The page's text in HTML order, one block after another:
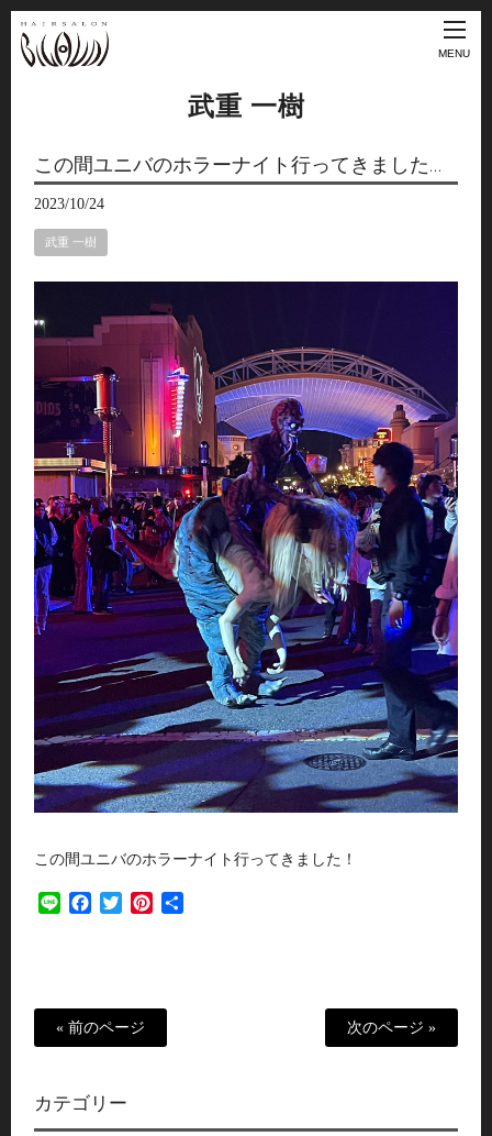
MENU
武重 一樹
この間ユニバのホラーナイト行ってきました…
2023/10/24
武重 一樹
この間ユニバのホラーナイト行ってきました！
Line FacebookTwitterPinterest
« 前のページ 次のページ »
カテゴリー